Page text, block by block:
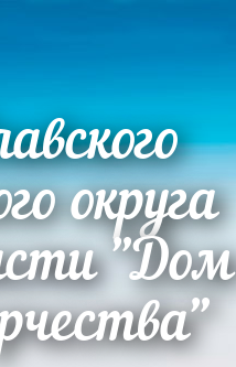
округа
"Дом